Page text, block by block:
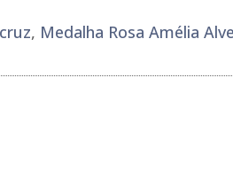
, Medalha Rosa Amélia